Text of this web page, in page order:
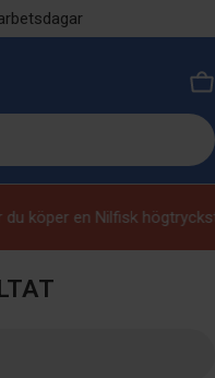
köper en Nilfisk